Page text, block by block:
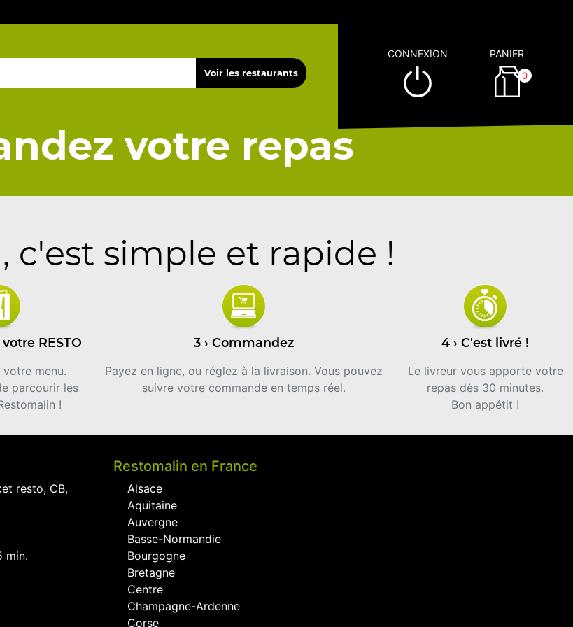
CONNEXION PANIER
0
votre repas
c'est simple et rapide !
RESTO
menu.
parcourir les
!
3 › Commandez
Payez en ligne, ou réglez à la livraison. Vous pouvez
suivre votre commande en temps réel.
4 › C'est livré !
Le livreur vous apporte votre
repas dès 30 minutes.
Bon appétit !
resto, CB,
min.
Restomalin en France
Alsace
Aquitaine
Auvergne
Basse-Normandie
Bourgogne
Bretagne
Centre
Champagne-Ardenne
Corse